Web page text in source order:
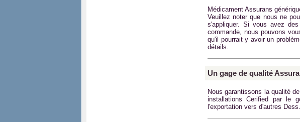
Médicament Assurans
Veuillez noter que nous ne
s'appliquer. Si vous avez
commande, nous pouvons
qu'il pourrait y avoir un
détails.
Un gage de qualité
Nous garantissons la qualité
installations Cerified par le
l'exportation vers d'autres Dess.